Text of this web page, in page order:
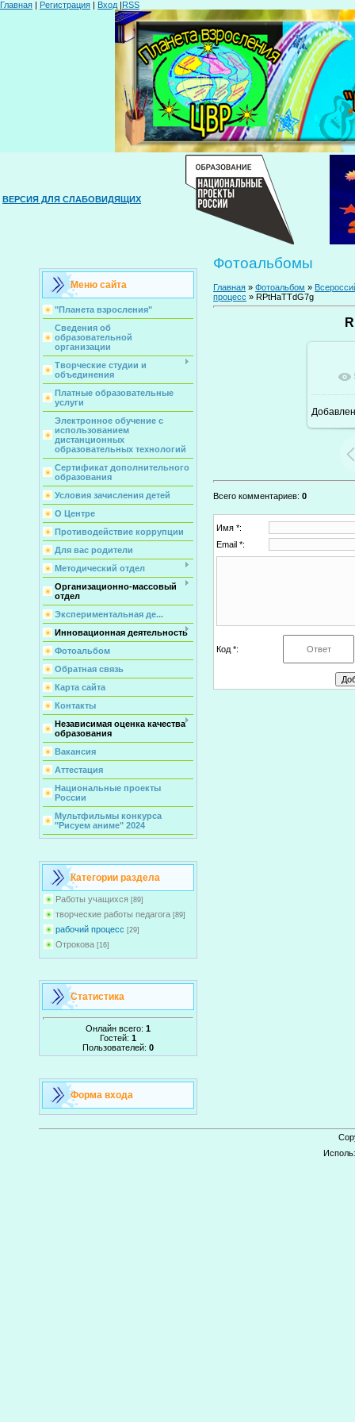
Главная | Регистрация | Вход |RSS
ВЕРСИЯ ДЛЯ СЛАБОВИДЯЩИХ
Меню сайта
"Планета взросления"
Сведения об
образовательной
организации
Творческие студии и
объединения
Платные образовательные
услуги
Электронное обучение с
использованием
дистанционных
образовательных технологий
Сертификат дополнительного
образования
Условия зачисления детей
О Центре
Противодействие коррупции
Для вас родители
Методический отдел
Организационно-массовый
отдел
Экспериментальная де...
Инновационная деятельность
Фотоальбом
Обратная связь
Карта сайта
Контакты
Независимая оценка качества
образования
Вакансия
Аттестация
Национальные проекты
России
Мультфильмы конкурса
"Рисуем аниме" 2024
Категории раздела
Работы учащихся [89]
творческие работы педагога [89]
рабочий процесс [29]
Отрокова [16]
Статистика
Онлайн всего: 1
Гостей: 1
Пользователей: 0
Форма входа
Фотоальбомы
Главная » Фотоальбом »
процесс » RPtHaTTdG7g
Всего комментариев: 0
Имя *:
Email *:
Код *: